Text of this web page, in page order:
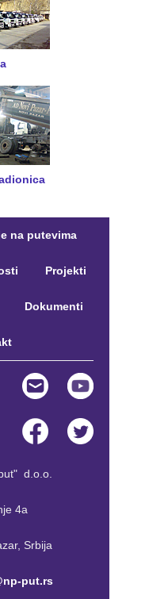
na putevima
Projekti
Dokumenti
d.o.o.
4a
Srbija
put.rs